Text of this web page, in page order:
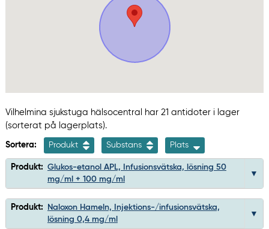
Vilhelmina sjukstuga hälsocentral har 21 antidoter i lager
(sorterat på lagerplats).
Sortera: Produkt Substans Plats
Produkt: Glukos-etanol APL, Infusionsvätska, lösning 50
mg/ml + 100 mg/ml
Produkt:
Naloxon Hameln, Injektions-/infusionsvätska,
lösning 0,4 mg/ml